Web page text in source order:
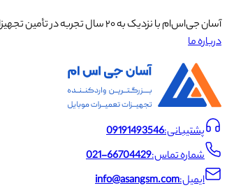
آسان جی‌اس‌ام با نزدیک به ۲۰ سال تجربه در تأمین تجهیزات تعمیرات الکترونیک، آموزش تخصصی موبایل و ارائه خدمات تعمیر تلفن همراه و لوازم جانبی، با تکیه بر تیمی حرفه‌ای، رضایت و اعتماد مشتریان را اولویت اصلی خود قرار داده است.
درباره ما
پشتیبانی:09191493546
شماره تماس:021-66704429
ایمیل:info@asangsm.com